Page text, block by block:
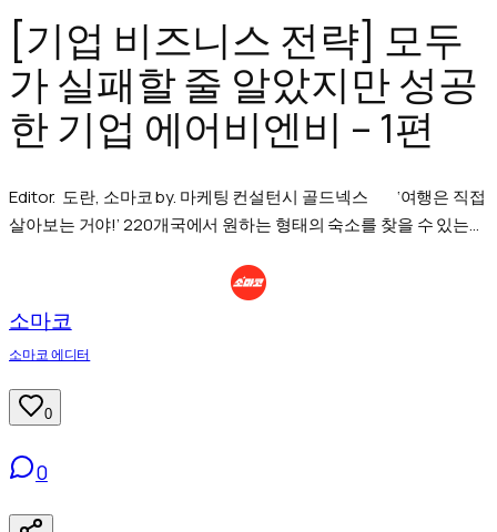
로
바
로
가
기
[기업 비즈니스 전략] 모두
가 실패할 줄 알았지만 성공
한 기업 에어비엔비 – 1편
Editor. 도란, 소마코 by. 마케팅 컨설턴시 골드넥스 ‘여행은 직접
살아보는 거야!’ 220개국에서 원하는 형태의 숙소를 찾을 수 있는
이번 시리즈에서는 그럼에도 여전히 에어비앤비가 건재할 수 있는
이유와 전략 등 에어비앤비의 A to Z를 알아볼게요. 1편에서는
에어비앤비의 탄생과 성장에 대해 다루니, 2편도 기대해 주세요 ✨
[…]
소마코
소마코 에디터
0
0